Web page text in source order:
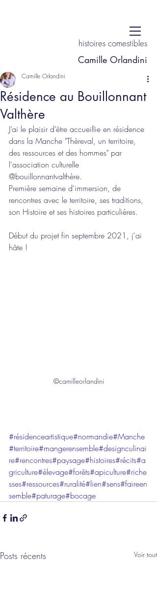
histoires comestibles
Camille Orlandini
Résidence au Bouillonnant
Valthère
Camille Orlandini
J’ai le plaisir d’être accueillie en résidence
dans la Manche "Thèreval, un territoire,
des ressources et des hommes" par
l'association culturelle
@bouillonnantvalthère.
Première semaine d'immersion, de
rencontres avec le territoire, ses traditions,
son Histoire et ses histoires particulières.
Début du projet fin septembre 2021, j'ai
hâte !
©camilleorlandini
#résidenceartistique#normandie#Manche
#territoire#mangerensemble#designculinai
re#rencontres#paysage#histoires#récits#a
griculture#élevage#forêts#apiculture#riche
sses#ressources#ruralité#lien#sens#faireen
semble#paturage#bocage
Posts récents Voir tout